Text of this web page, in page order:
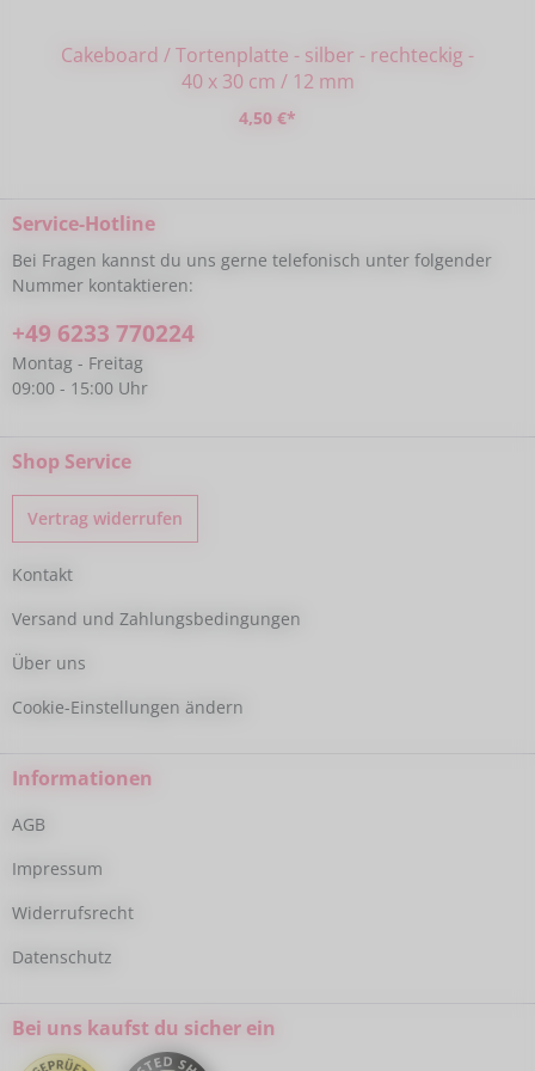
Cakeboard / Tortenplatte - silber - rechteckig -
40 x 30 cm / 12 mm
4,50 €*
Service-Hotline
Bei Fragen kannst du uns gerne telefonisch unter folgender
Nummer kontaktieren:
+49 6233 770224
Montag - Freitag
09:00 - 15:00 Uhr
Shop Service
Vertrag widerrufen
Kontakt
Versand und Zahlungsbedingungen
Über uns
Cookie-Einstellungen ändern
Informationen
AGB
Impressum
Widerrufsrecht
Datenschutz
Bei uns kaufst du sicher ein